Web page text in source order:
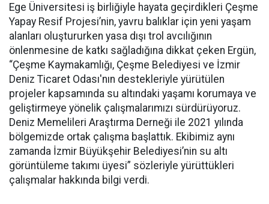
Ege Üniversitesi iş birliğiyle hayata geçirdikleri Çeşme
Yapay Resif Projesi’nin, yavru balıklar için yeni yaşam
alanları oluştururken yasa dışı trol avcılığının
önlenmesine de katkı sağladığına dikkat çeken Ergün,
“Çeşme Kaymakamlığı, Çeşme Belediyesi ve İzmir
Deniz Ticaret Odası'nın destekleriyle yürütülen
projeler kapsamında su altındaki yaşamı korumaya ve
geliştirmeye yönelik çalışmalarımızı sürdürüyoruz.
Deniz Memelileri Araştırma Derneği ile 2021 yılında
bölgemizde ortak çalışma başlattık. Ekibimiz aynı
zamanda İzmir Büyükşehir Belediyesi’nin su altı
görüntüleme takımı üyesi” sözleriyle yürüttükleri
çalışmalar hakkında bilgi verdi.